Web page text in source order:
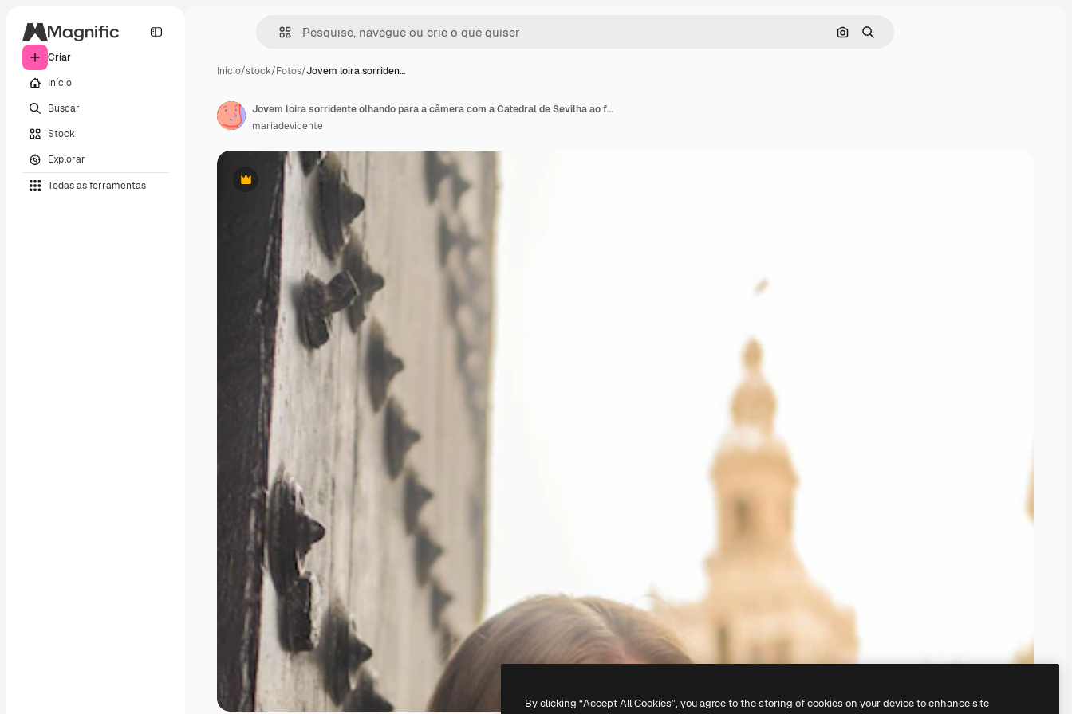
Criar
Início
Buscar
Stock
Explorar
Todas as ferramentas
Pesquisar por imagem
Buscar
Início/stock/Fotos/Jovem loira sorriden…
Premium
Jovem loira sorridente olhando para a câmera com a Catedral de Sevilha ao fundo
mariadevicente
By clicking “Accept All Cookies”, you agree to the storing of cookies on your device to enhance site